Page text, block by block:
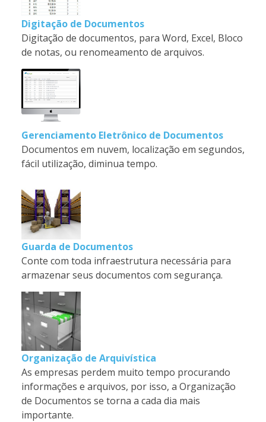
Digitação de Documentos
Digitação de documentos, para Word, Excel, Bloco
de notas, ou renomeamento de arquivos.
Gerenciamento Eletrônico de Documentos
Documentos em nuvem, localização em segundos,
fácil utilização, diminua tempo.
Guarda de Documentos
Conte com toda infraestrutura necessária para
armazenar seus documentos com segurança.
Organização de Arquivística
As empresas perdem muito tempo procurando
informações e arquivos, por isso, a Organização
de Documentos se torna a cada dia mais
importante.